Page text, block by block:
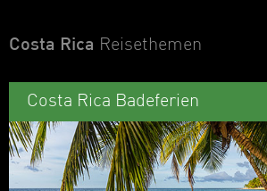
Costa Rica Reisethemen
Costa Rica Badeferien